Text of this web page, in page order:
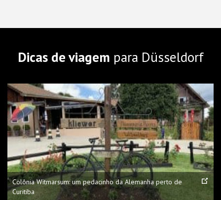
Dicas de viagem para Düsseldorf
Colônia Witmarsum: um pedacinho da Alemanha perto de
Curitiba